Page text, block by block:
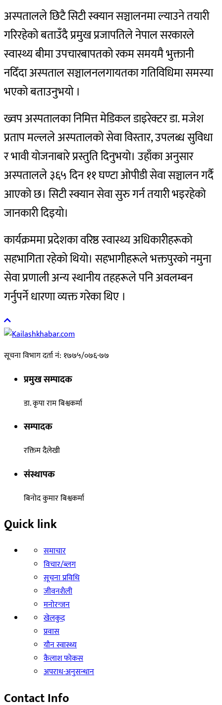
अस्पतालले छिटै सिटी स्क्यान सञ्चालनमा ल्याउने तयारी
गरिरहेको बताउँदै प्रमुख प्रजापतिले नेपाल सरकारले
स्वास्थ्य बीमा उपचारबापतको रकम समयमै भुक्तानी
नदिँदा अस्पताल सञ्चालनलगायतका गतिविधिमा समस्या
भएको बताउनुभयो ।
ख्वप अस्पतालका निमित्त मेडिकल डाइरेक्टर डा. मजेश
प्रताप मल्लले अस्पतालको सेवा विस्तार, उपलब्ध सुविधा
र भावी योजनाबारे प्रस्तुति दिनुभयो। उहाँका अनुसार
अस्पतालले ३६५ दिन ११ घण्टा ओपीडी सेवा सञ्चालन गर्दै
आएको छ। सिटी स्क्यान सेवा सुरु गर्न तयारी भइरहेको
जानकारी दिइयो।
कार्यक्रममा प्रदेशका वरिष्ठ स्वास्थ्य अधिकारीहरूको
सहभागिता रहेको थियो। सहभागीहरूले भक्तपुरको नमुना
सेवा प्रणाली अन्य स्थानीय तहहरूले पनि अवलम्बन
गर्नुपर्ने धारणा व्यक्त गरेका थिए ।
सूचना विभाग दर्ता नं: १७७५/०७६-७७
प्रमुख सम्पादक
डा. कृपा राम बिश्वकर्मा
सम्पादक
रक्तिम दैलेखी
संस्थापक
बिनोद कुमार बिश्वकर्मा
Quick link
समाचार
विचार/ब्लग
सूचना प्रविधि
जीवनशैली
मनाेरन्जन
खेलकुद
प्रवास
याैन स्वास्थ्य
कैलाश फोकस
अपराध-अनुसन्धान
Contact Info